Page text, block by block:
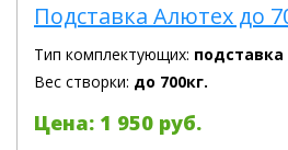
Подставка Алютех до
Тип комплектующих: подставка
Вес створки: до 700кг.
Цена: 1 950 руб.